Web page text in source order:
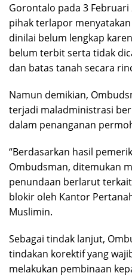
Gorontalo pada 3 Februari
pihak terlapor
dinilai belum lengkap
belum terbit serta tidak
dan batas tanah secara
Namun demikian,
terjadi maladministrasi
dalam penanganan
“Berdasarkan hasil
Ombudsman, ditemukan
penundaan berlarut
blokir oleh Kantor
Muslimin.
Sebagai tindak lanjut,
tindakan korektif yang
melakukan pembinaan